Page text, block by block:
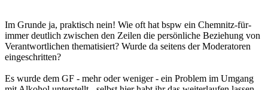
Im Grunde ja, praktisch nein! Wie oft hat bspw ein Chemnitz-für-
immer deutlich zwischen den Zeilen die persönliche Beziehung von
Verantwortlichen thematisiert? Wurde da seitens der Moderatoren
eingeschritten?
Es wurde dem GF - mehr oder weniger - ein Problem im Umgang